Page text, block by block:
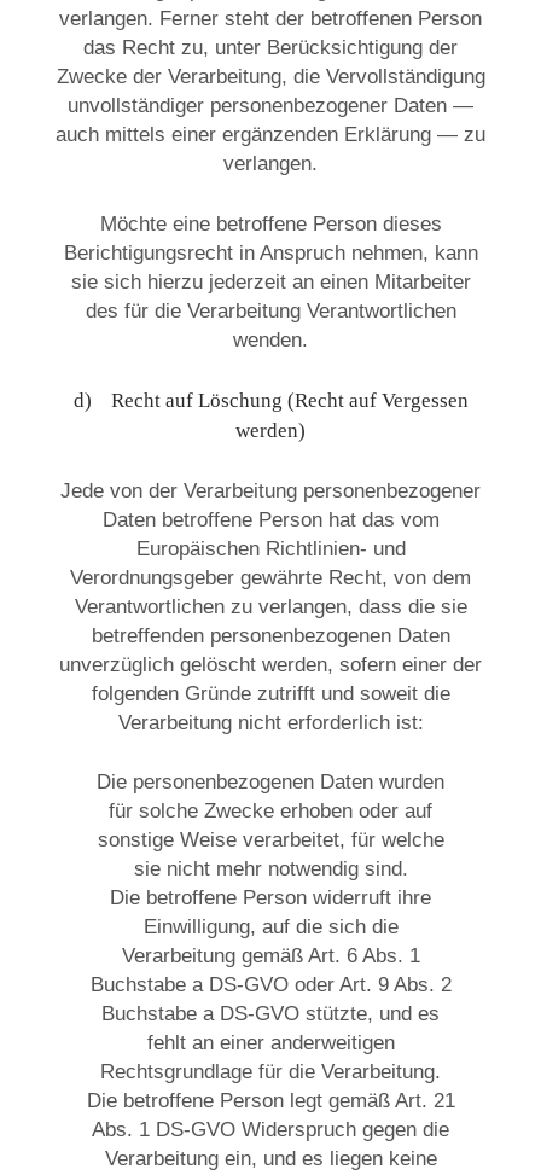
verlangen. Ferner steht der betroffenen Person
das Recht zu, unter Berücksichtigung der
Zwecke der Verarbeitung, die Vervollständigung
unvollständiger personenbezogener Daten —
auch mittels einer ergänzenden Erklärung — zu
verlangen.
Möchte eine betroffene Person dieses
Berichtigungsrecht in Anspruch nehmen, kann
sie sich hierzu jederzeit an einen Mitarbeiter
des für die Verarbeitung Verantwortlichen
wenden.
d) Recht auf Löschung (Recht auf Vergessen
werden)
Jede von der Verarbeitung personenbezogener
Daten betroffene Person hat das vom
Europäischen Richtlinien- und
Verordnungsgeber gewährte Recht, von dem
Verantwortlichen zu verlangen, dass die sie
betreffenden personenbezogenen Daten
unverzüglich gelöscht werden, sofern einer der
folgenden Gründe zutrifft und soweit die
Verarbeitung nicht erforderlich ist:
Die personenbezogenen Daten wurden
für solche Zwecke erhoben oder auf
sonstige Weise verarbeitet, für welche
sie nicht mehr notwendig sind.
Die betroffene Person widerruft ihre
Einwilligung, auf die sich die
Verarbeitung gemäß Art. 6 Abs. 1
Buchstabe a DS-GVO oder Art. 9 Abs. 2
Buchstabe a DS-GVO stützte, und es
fehlt an einer anderweitigen
Rechtsgrundlage für die Verarbeitung.
Die betroffene Person legt gemäß Art. 21
Abs. 1 DS-GVO Widerspruch gegen die
Verarbeitung ein, und es liegen keine